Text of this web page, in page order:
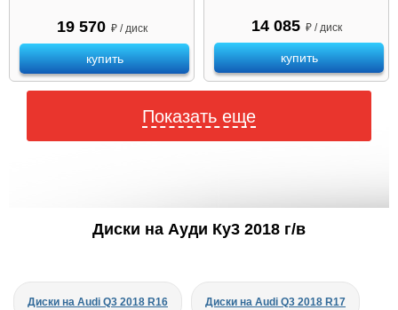
19 570 ₽ / диск
купить
14 085 ₽ / диск
купить
Показать еще
Диски на Ауди Ку3 2018 г/в
Диски на Audi Q3 2018 R16 Диски на Audi Q3 2018 R17